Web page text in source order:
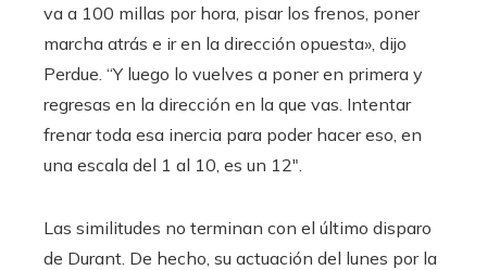
va a 100 millas por hora, pisar los frenos, poner
marcha atrás e ir en la dirección opuesta», dijo
Perdue. “Y luego lo vuelves a poner en primera y
regresas en la dirección en la que vas. Intentar
frenar toda esa inercia para poder hacer eso, en
una escala del 1 al 10, es un 12″.
Las similitudes no terminan con el último disparo
de Durant. De hecho, su actuación del lunes por la